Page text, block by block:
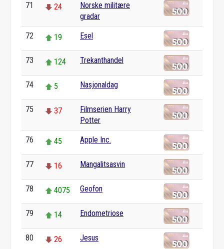
71 24
Norske militære
gradar
72 19 Esel
73 124 Trekanthandel
74 5 Nasjonaldag
75 37
Filmserien Harry
Potter
76 45 Apple Inc.
77 16 Mangalitsasvin
78 4075 Geofon
79 14 Endometriose
80 26 Jesus